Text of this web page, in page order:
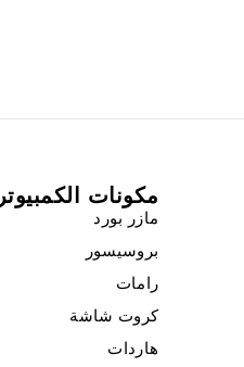
مكونات الكمبيوتر
مازر بورد
بروسيسور
رامات
كروت شاشة
هاردات